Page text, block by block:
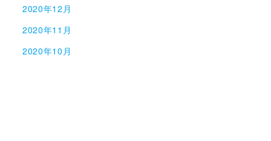
2020年12月
2020年11月
2020年10月